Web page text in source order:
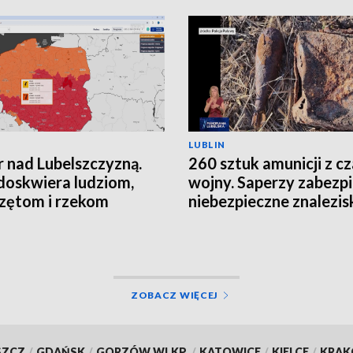
nad Lubelszczyzną.
ludziom,
i rzekom
LUBLIN
260 sztuk amunicji z
wojny. Saperzy
niebezpieczne
ZOBACZ WIĘCEJ